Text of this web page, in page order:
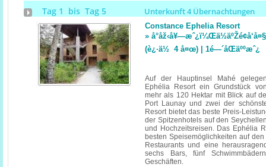
Tag 1 bis Tag 5 Unterkunft 4 Übernachtungen
Constance Ephelia Resort
»
(è¿·ä½ 4 å¤œ) | 1é—´åŒäººæˆ¿
Auf der Hauptinsel Mahé
Ephélia Resort ein Grundstück
mehr als 120 Hektar mit Blick auf
Port Launay und zwei der
Resort bietet das beste Preis-
der Spitzenhotels auf den
und Hochzeitsreisen. Das Ephélia
besten Speisemöglichkeiten auf
Restaurants und eine
sechs Bars, fünf
Geschäften.